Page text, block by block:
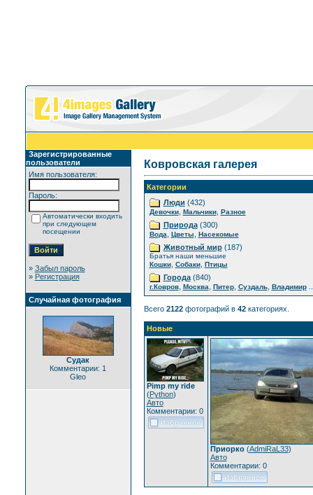
Зарегистрированные
пользователи
Имя пользователя:
Пароль:
Автоматически входить
при следующем
посещении
» Забыл пароль
» Регистрация
Случайная фотография
Судак
Комментарии: 1
Gleo
Ковровская галерея
Категории
Люди (432)
Девочки, Мальчики, Разное
Природа(300)
Вода Цветы Насекомые
Животный мир(187)
Братья наши меньшие
Кошки, Собаки, Птицы
Города(840)
г.Ковров, Москва Питер, Суздаль, Владимир
Всего 2122фотографий в 42категориях.
Новые
Pimp my ride
(Python)
Авто
Комментарии: 0
Приорко(AdmiRaL33)
Авто
Комментарии: 0